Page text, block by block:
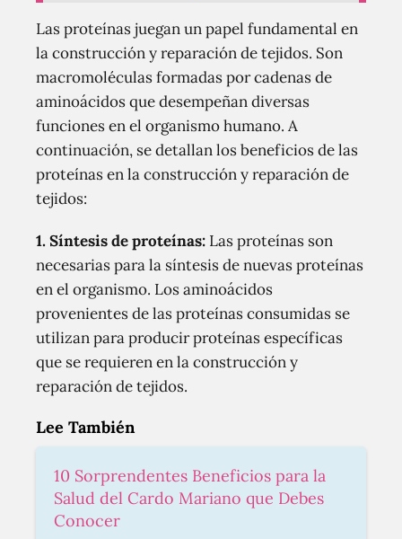
Las proteínas juegan un papel fundamental en
la construcción y reparación de tejidos. Son
macromoléculas formadas por cadenas de
aminoácidos que desempeñan diversas
funciones en el organismo humano. A
continuación, se detallan los beneficios de las
proteínas en la construcción y reparación de
tejidos:
1. Síntesis de proteínas: Las proteínas son
necesarias para la síntesis de nuevas proteínas
en el organismo. Los aminoácidos
provenientes de las proteínas consumidas se
utilizan para producir proteínas específicas
que se requieren en la construcción y
reparación de tejidos.
Lee También
10 Sorprendentes Beneficios para la
Salud del Cardo Mariano que Debes
Conocer